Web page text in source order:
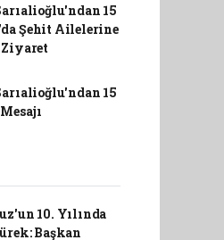
15
Şehit Ailelerine
15
10. Yılında
Başkan